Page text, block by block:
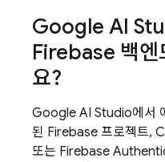
Google AI
Firebase 백엔
요?
Google AI Studio에서
된 Firebase 프로젝트,
또는 Firebase